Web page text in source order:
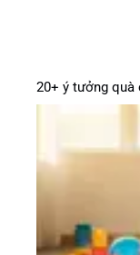
20+ ý tưởng quà